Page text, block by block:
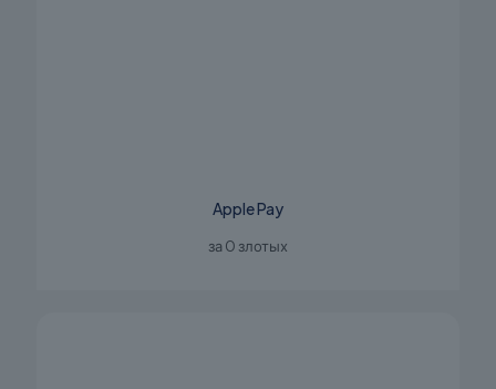
Apple Pay
за 0 злотых